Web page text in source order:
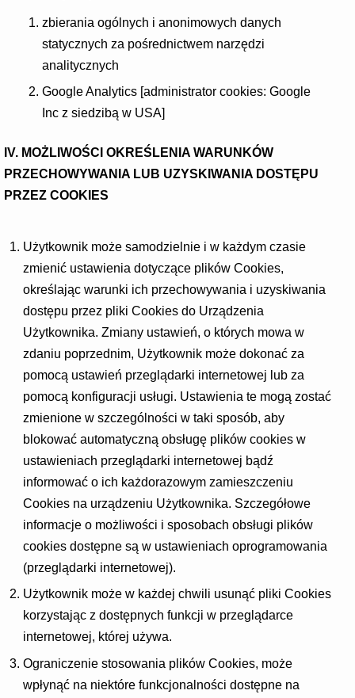
zbierania ogólnych i anonimowych danych
statycznych za pośrednictwem narzędzi
analitycznych
Google Analytics [administrator cookies: Google
Inc z siedzibą w USA]
IV. MOŻLIWOŚCI OKREŚLENIA WARUNKÓW
PRZECHOWYWANIA LUB UZYSKIWANIA DOSTĘPU
PRZEZ COOKIES
Użytkownik może samodzielnie i w każdym czasie
zmienić ustawienia dotyczące plików Cookies,
określając warunki ich przechowywania i uzyskiwania
dostępu przez pliki Cookies do Urządzenia
Użytkownika. Zmiany ustawień, o których mowa w
zdaniu poprzednim, Użytkownik może dokonać za
pomocą ustawień przeglądarki internetowej lub za
pomocą konfiguracji usługi. Ustawienia te mogą zostać
zmienione w szczególności w taki sposób, aby
blokować automatyczną obsługę plików cookies w
ustawieniach przeglądarki internetowej bądź
informować o ich każdorazowym zamieszczeniu
Cookies na urządzeniu Użytkownika. Szczegółowe
informacje o możliwości i sposobach obsługi plików
cookies dostępne są w ustawieniach oprogramowania
(przeglądarki internetowej).
Użytkownik może w każdej chwili usunąć pliki Cookies
korzystając z dostępnych funkcji w przeglądarce
internetowej, której używa.
Ograniczenie stosowania plików Cookies, może
wpłynąć na niektóre funkcjonalności dostępne na